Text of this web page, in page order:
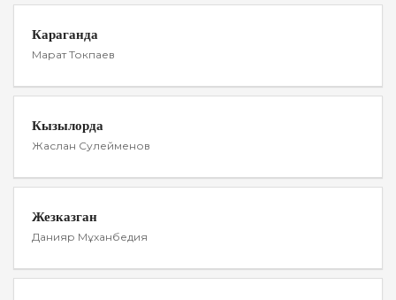
Караганда
Марат Токпаев
Кызылорда
Жаслан Сулейменов
Жезказган
Данияр Мұханбедия